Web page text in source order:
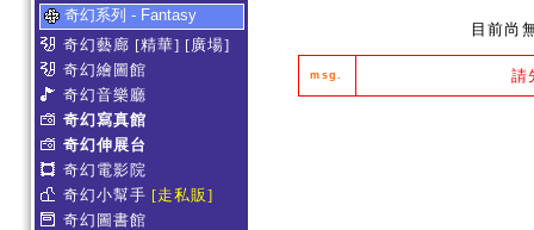
奇幻系列 - Fantasy
奇幻藝廊 [精華] [廣場]
奇幻繪圖館
奇幻音樂廳
奇幻寫真館
奇幻伸展台
奇幻電影院
奇幻小幫手 [走私販]
奇幻圖書館
目前尚
msg. 請